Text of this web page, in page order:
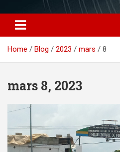
Home Blog 2023 mars 8
mars 8, 2023